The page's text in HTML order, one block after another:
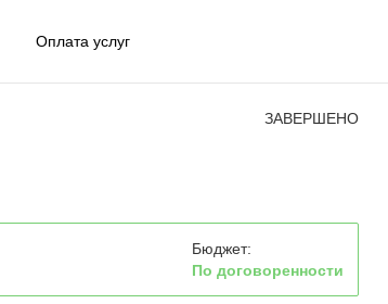
Оплата услуг
ЗАВЕРШЕНО
Бюджет:
По договоренности